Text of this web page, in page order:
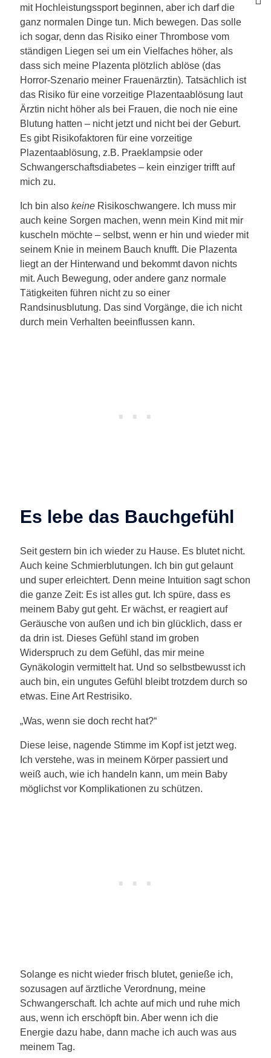
mit Hochleistungssport beginnen, aber ich darf die
ganz normalen Dinge tun. Mich bewegen. Das solle
ich sogar, denn das Risiko einer Thrombose vom
ständigen Liegen sei um ein Vielfaches höher, als
dass sich meine Plazenta plötzlich ablöse (das
Horror-Szenario meiner Frauenärztin). Tatsächlich ist
das Risiko für eine vorzeitige Plazentaablösung laut
Ärztin nicht höher als bei Frauen, die noch nie eine
Blutung hatten – nicht jetzt und nicht bei der Geburt.
Es gibt Risikofaktoren für eine vorzeitige
Plazentaablösung, z.B. Praeklampsie oder
Schwangerschaftsdiabetes – kein einziger trifft auf
mich zu.
Ich bin alsokeine Risikoschwangere. Ich muss mir
auch keine Sorgen machen, wenn mein Kind mit mir
kuscheln möchte – selbst, wenn er hin und wieder mit
seinem Knie in meinem Bauch knufft. Die Plazenta
liegt an der Hinterwand und bekommt davon nichts
mit. Auch Bewegung, oder andere ganz normale
Tätigkeiten führen nicht zu so einer
Randsinusblutung. Das sind Vorgänge, die ich nicht
durch mein Verhalten beeinflussen kann.
Es lebe das Bauchgefühl
Seit gestern bin ich wieder zu Hause. Es blutet nicht.
Auch keine Schmierblutungen. Ich bin gut gelaunt
und super erleichtert. Denn meine Intuition sagt schon
die ganze Zeit: Es ist alles gut. Ich spüre, dass es
meinem Baby gut geht. Er wächst, er reagiert auf
Geräusche von außen und ich bin glücklich, dass er
da drin ist. Dieses Gefühl stand im groben
Widerspruch zu dem Gefühl, das mir meine
Gynäkologin vermittelt hat. Und so selbstbewusst ich
auch bin, ein ungutes Gefühl bleibt trotzdem durch so
etwas. Eine Art Restrisiko.
„Was, wenn sie doch recht hat?“
Diese leise, nagende Stimme im Kopf ist jetzt weg.
Ich verstehe, was in meinem Körper passiert und
weiß auch, wie ich handeln kann, um mein Baby
möglichst vor Komplikationen zu schützen.
Solange es nicht wieder frisch blutet, genieße ich,
sozusagen auf ärztliche Verordnung, meine
Schwangerschaft. Ich achte auf mich und ruhe mich
aus, wenn ich erschöpft bin. Aber wenn ich die
Energie dazu habe, dann mache ich auch was aus
meinem Tag.